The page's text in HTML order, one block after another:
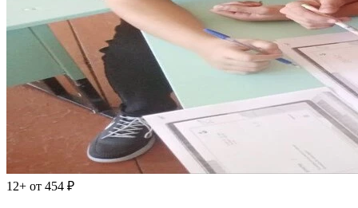
12+ от 454 ₽